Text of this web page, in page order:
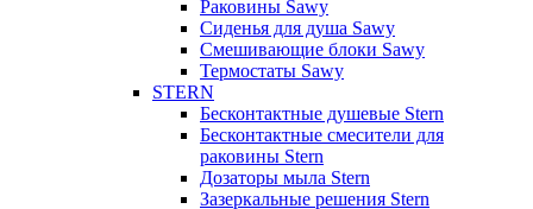
Раковины Sawy
Сиденья для душа Sawy
Смешивающие блоки Sawy
Термостаты Sawy
STERN
Бесконтактные душевые Stern
Бесконтактные смесители для
раковины Stern
Дозаторы мыла Stern
Зазеркальные решения Stern